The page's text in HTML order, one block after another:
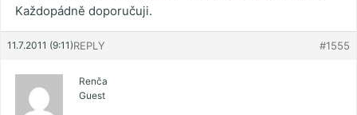
Každopádně doporučuji.
11.7.2011 (9:11) #1555
REPLY
Renča
Guest